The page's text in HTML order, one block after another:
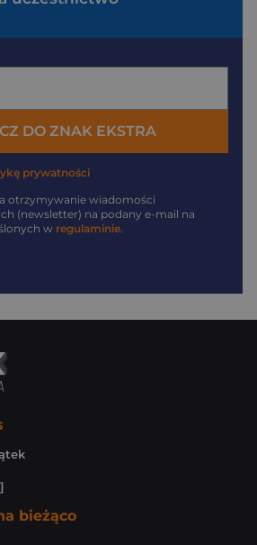
DO ZNAK EKSTRA
prywatności
otrzymywanie wiadomości
(newsletter) na podany e-mail na
w regulaminie.
bieżąco